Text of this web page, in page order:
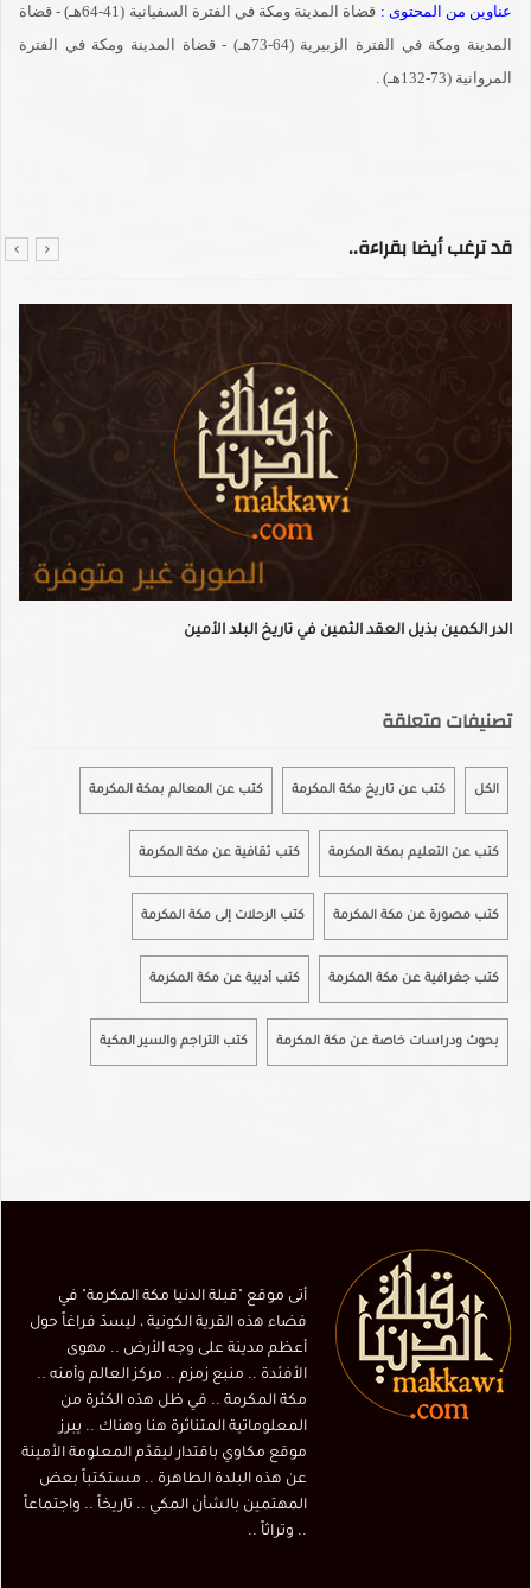
عناوين من المحتوى :
قضاة المدينة ومكة في الفترة السفيانية (41-64هـ) - قضاة
المدينة ومكة في الفترة الزبيرية (64-73هـ) - قضاة المدينة ومكة في الفترة
المروانية (73-132هـ) .
قد ترغب أيضا بقراءة..
الدر الكمين بذيل العقد الثمين في تاريخ البلد الأمين
تصنيفات متعلقة
الكل كتب عن تاريخ مكة المكرمة كتب عن المعالم بمكة المكرمة
كتب عن التعليم بمكة المكرمة كتب ثقافية عن مكة المكرمة
كتب مصورة عن مكة المكرمة كتب الرحلات إلى مكة المكرمة
كتب جغرافية عن مكة المكرمة كتب أدبية عن مكة المكرمة
بحوث ودراسات خاصة عن مكة المكرمة كتب التراجم والسير المكية
أتى موقع "قبلة الدنيا مكة المكرمة" في
فضاء هذه القرية الكونية ، ليسدّ فراغاً حول
أعظم مدينة على وجه الأرض .. مهوى
الأفئدة .. منبع زمزم .. مركز العالم وأمنه ..
مكة المكرمة .. في ظل هذه الكثرة من
المعلوماتية المتناثرة هنا وهناك .. يبرز
موقع مكاوي باقتدار ليقدّم المعلومة الأمينة
عن هذه البلدة الطاهرة .. مستكتباً بعض
المهتمين بالشأن المكي .. تاريخاً .. واجتماعاً
.. وتراثاً ..